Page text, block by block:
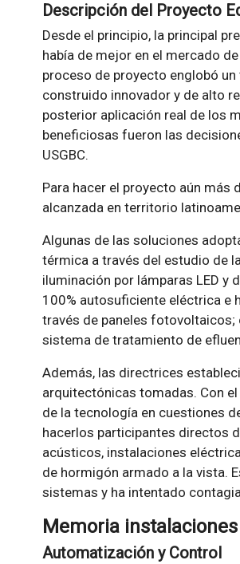
Descripción del Proyecto
Desde el principio, la principal
había de mejor en el mercado
proceso de proyecto englobó
construido innovador y de alto
posterior aplicación real de los
beneficiosas fueron las
USGBC.
Para hacer el proyecto aún más
alcanzada en territorio
Algunas de las soluciones
térmica a través del estudio de
iluminación por lámparas LED y
100% autosuficiente eléctrica e
través de paneles fotovoltaicos;
sistema de tratamiento de
Además, las directrices
arquitectónicas tomadas. Con
de la tecnología en cuestiones
hacerlos participantes directos
acústicos, instalaciones
de hormigón armado a la vista.
sistemas y ha intentado
Memoria instalaciones
Automatización y Control